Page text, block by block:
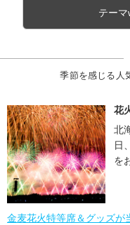
テー
季節を感じる人
花
北
日
を
金麦花火特等席＆グッズが